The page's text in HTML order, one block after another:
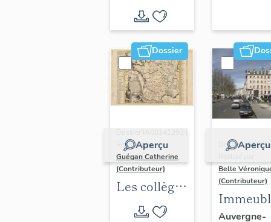
Dossier
Aperçu
Réalisé par
Guégan Catherine
(Contributeur)
Les collèges
jésuites
Aperçu
Dossier
Belle
(Contributeur)
du
Auvergne-